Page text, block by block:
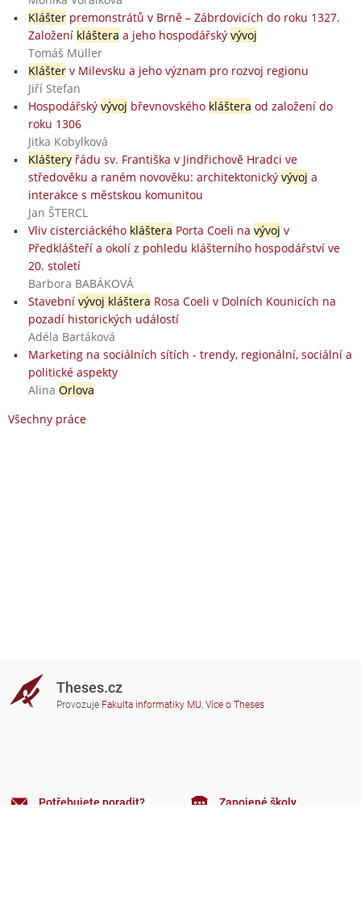
Klášterpremonstrátů v Brně – Zábrdovicích do roku 1327.
Založení kláštera a jeho hospodářský vývoj
Tomáš Müller
Klášterv Milevsku a jeho význam pro rozvoj regionu
Jiří Stefan
Hospodářský vývoj břevnovského kláštera od založení do
roku 1306
Jitka Kobylková
Klášteryřádu sv. Františka v Jindřichově Hradci ve
středověku a raném novověku: architektonický vývoj a
interakce s městskou komunitou
Jan ŠTERCL
Vliv cisterciáckého kláštera Porta Coeli na vývoj v
Předklášteří a okolí z pohledu klášterního hospodářství ve
20. století
Barbora BABÁKOVÁ
Stavební vývoj kláštera Rosa Coeli v Dolních Kounicích na
pozadí historických událostí
Adéla Bartáková
Marketing na sociálních sítích - trendy, regionální, sociální a
politické aspekty
Alina Orlova
Všechny práce
Theses.cz
Provozuje Fakulta informatiky MU, Více o Theses
Potřebujete poradit? Zapojené školy